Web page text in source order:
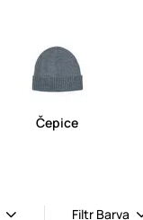
Čepice
Filtr Barva